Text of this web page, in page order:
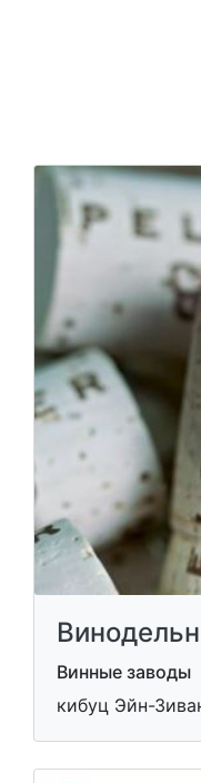
Винные заводы
кибуц Эйн-